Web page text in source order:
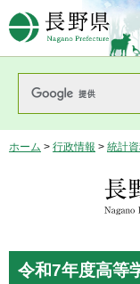
長
ホーム > 行政情報 > 統計
長野
令和7年度高等